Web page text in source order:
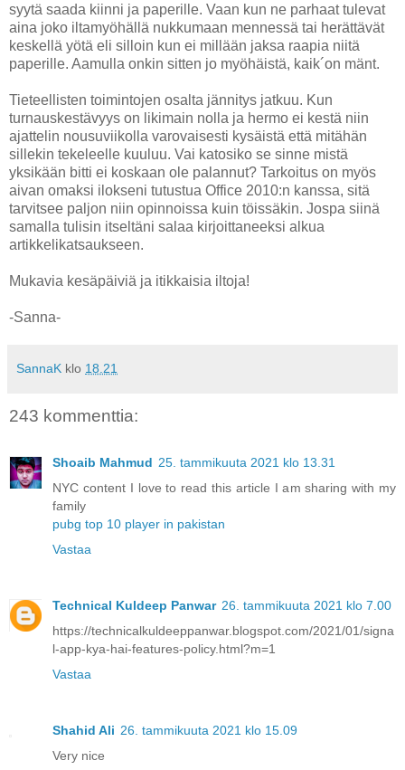
syytä saada kiinni ja paperille. Vaan kun ne parhaat tulevat
aina joko iltamyöhällä nukkumaan mennessä tai herättävät
keskellä yötä eli silloin kun ei millään jaksa raapia niitä
paperille. Aamulla onkin sitten jo myöhäistä, kaik´on mänt.
Tieteellisten toimintojen osalta jännitys jatkuu. Kun
turnauskestävyys on likimain nolla ja hermo ei kestä niin
ajattelin nousuviikolla varovaisesti kysäistä että mitähän
sillekin tekeleelle kuuluu. Vai katosiko se sinne mistä
yksikään bitti ei koskaan ole palannut? Tarkoitus on myös
aivan omaksi ilokseni tutustua Office 2010:n kanssa, sitä
tarvitsee paljon niin opinnoissa kuin töissäkin. Jospa siinä
samalla tulisin itseltäni salaa kirjoittaneeksi alkua
artikkelikatsaukseen.
Mukavia kesäpäiviä ja itikkaisia iltoja!
-Sanna-
SannaK klo 18.21
243 kommenttia:
Shoaib Mahmud 25. tammikuuta 2021 klo 13.31
NYC content I love to read this article I am sharing with my
family
pubg top 10 player in pakistan
Vastaa
Technical Kuldeep Panwar 26. tammikuuta 2021 klo 7.00
https://technicalkuldeeppanwar.blogspot.com/2021/01/signa
l-app-kya-hai-features-policy.html?m=1
Vastaa
Shahid Ali 26. tammikuuta 2021 klo 15.09
Very nice